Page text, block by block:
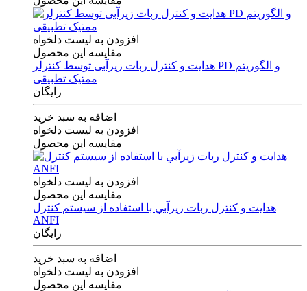
افزودن به لیست دلخواه
مقایسه این محصول
هدایت و کنترل ربات زیرآبی توسط کنترلر PD و الگوریتم
ممتیک تطبیقی
رایگان
اضافه به سبد خرید
افزودن به لیست دلخواه
مقایسه این محصول
افزودن به لیست دلخواه
مقایسه این محصول
هدايت و كنترل ربات زيرآبي با استفاده از سيستم كنترل
ANFI
رایگان
اضافه به سبد خرید
افزودن به لیست دلخواه
مقایسه این محصول